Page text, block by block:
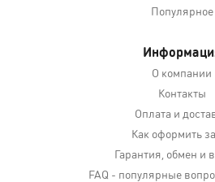
Популярное
О компании
Контакты
Оплата и
Как оформить
Гарантия, обмен и
FAQ - популярные